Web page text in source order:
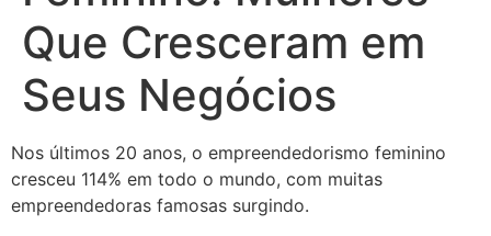
Que Cresceram em
Seus Negócios
Nos últimos 20 anos, o empreendedorismo feminino
cresceu 114% em todo o mundo, com muitas
empreendedoras famosas surgindo.